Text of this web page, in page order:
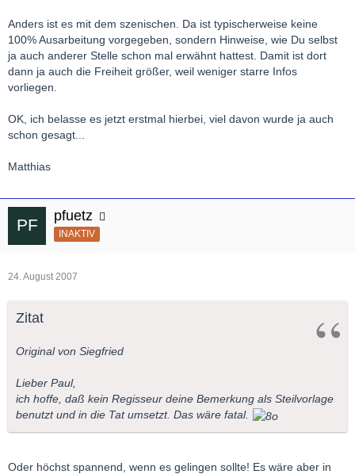
Anders ist es mit dem szenischen. Da ist typischerweise keine
100% Ausarbeitung vorgegeben, sondern Hinweise, wie Du selbst
ja auch anderer Stelle schon mal erwähnt hattest. Damit ist dort
dann ja auch die Freiheit größer, weil weniger starre Infos
vorliegen.
OK, ich belasse es jetzt erstmal hierbei, viel davon wurde ja auch
schon gesagt...
Matthias
pfuetz
INAKTIV
24. August 2007
Zitat
Original von Siegfried
Lieber Paul,
ich hoffe, daß kein Regisseur deine Bemerkung als Steilvorlage
benutzt und in die Tat umsetzt. Das wäre fatal.
Oder höchst spannend, wenn es gelingen sollte! Es wäre aber in